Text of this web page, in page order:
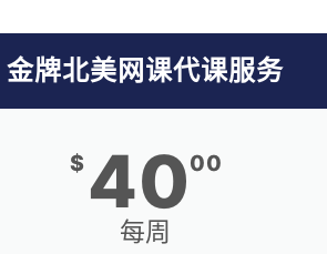
金牌北美网课代课服务
$ 4000
每周